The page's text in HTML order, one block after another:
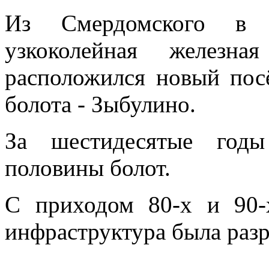
Из Смердомского в
узкоколейная
расположился новый
болота - Зыбулино.
За шестидесятые
половины болот.
С приходом 80-х и 90-
инфраструктура была